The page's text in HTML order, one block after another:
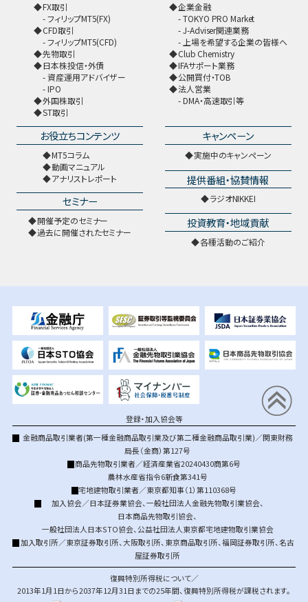
FX取引
フィリップMT5(FX)
CFD取引
フィリップMT5(CFD)
先物取引
日本株投信・外債
資産運用アドバイザー
IPO
外国株取引
ST取引
企業金融
TOKYO PRO Market
J-Adviser関連業務
上場を希望する企業の皆様へ
Club Chemistry
IFAサポート業務
公開買付・TOB
法人営業
DMA・高速取引等
お役立ちコンテンツ
MT5コラム
動画マニュアル
アナリストレポート
セミナー
開催予定のセミナー
過去に開催されたセミナー
キャンペーン
実施中のキャンペーン
提供番組・協賛情報
ラジオNIKKEI
投資教育・地域貢献
各種活動のご紹介
登録・加入協会等
金融商品取引業者(第一種金融商品取引業及び第二種金融商品取引業)／関東財務
局長（金商）第127号
商品先物取引業者／経済産業省20240430商第6号
農林水産省指令6新食第341号
宅地建物取引業者／東京都知事（1）第110368号
加入協会／日本証券業協会、一般社団法人金融先物取引業協会、
日本商品先物取引協会、
一般社団法人日本STO協会、公益社団法人東京都宅地建物取引業協会
加入取引所／東京証券取引所、大阪取引所、 東京商品取引所、福岡証券取引所、名古
屋証券取引所
復興特別所得税について／
2013年1月1日から2037年12月31日までの25年間、復興特別所得税が課税されます。